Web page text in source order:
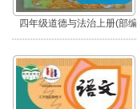
四年级道德与法治上册(部编
版)